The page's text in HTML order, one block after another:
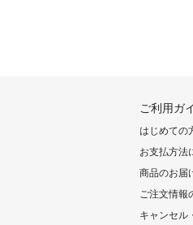
ご利用ガ
はじめての
お支払方法
商品のお届
ご注文情報
キャンセル